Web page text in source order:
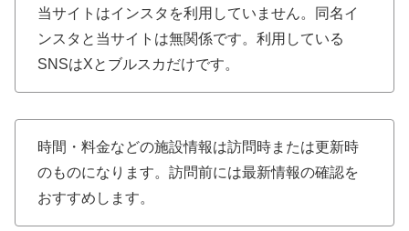
当サイトはインスタを利用していません。同名イ
ンスタと当サイトは無関係です。利用している
SNSはXとブルスカだけです。
時間・料金などの施設情報は訪問時または更新時
のものになります。訪問前には最新情報の確認を
おすすめします。